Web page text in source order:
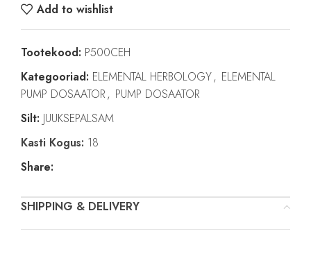
Add to wishlist
Tootekood: P500CEH
Kategooriad: ELEMENTAL HERBOLOGY, ELEMENTAL
PUMP DOSAATOR, PUMP DOSAATOR
Silt: JUUKSEPALSAM
Kasti Kogus: 18
Share:
SHIPPING & DELIVERY